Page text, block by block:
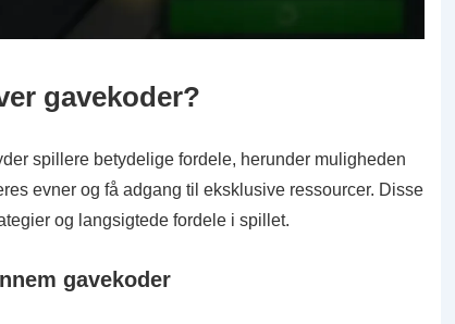
gavekoder?
spillere betydelige fordele, herunder muligheden
evner og få adgang til eksklusive ressourcer. Disse
og langsigtede fordele i spillet.
gavekoder